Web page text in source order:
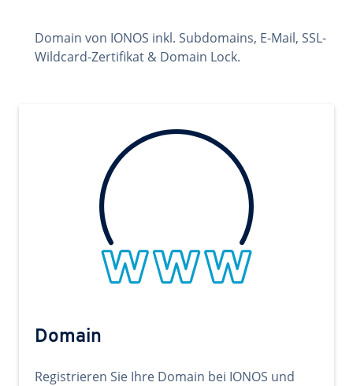
Domain von IONOS inkl. Subdomains, E-Mail, SSL-
Wildcard-Zertifikat & Domain Lock.
Domain
Registrieren Sie Ihre Domain bei IONOS und